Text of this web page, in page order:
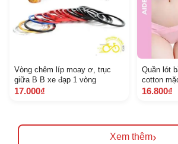
Vòng chêm líp moay ơ, trục
giữa B B xe đạp 1 vòng
17.000₫
Quần lót
cotton
16.800₫
Xem thêm›